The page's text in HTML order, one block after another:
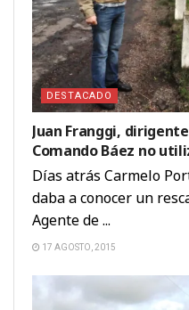
DESTACADO
Juan Franggi, dirigente
Comando Báez no
Días atrás Carmelo
daba a conocer un
Agente de ...
17 AGOSTO, 2015